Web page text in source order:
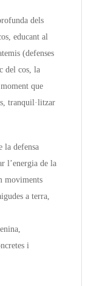
dels
educant al
(defenses
del cos, la
que
tranquil·litzar
la defensa
l’energia de la
moviments
a terra,
i